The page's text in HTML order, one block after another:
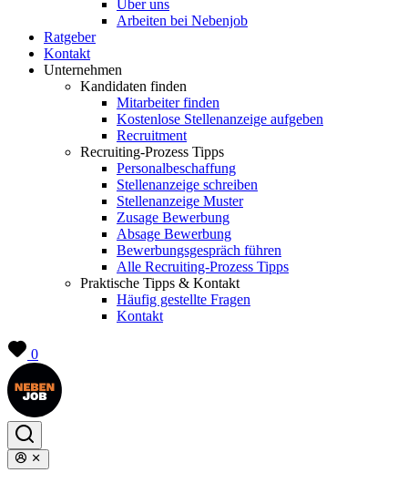
Über uns
Arbeiten bei Nebenjob
Ratgeber
Kontakt
Unternehmen
Kandidaten finden
Mitarbeiter finden
Kostenlose Stellenanzeige aufgeben
Recruitment
Recruiting-Prozess Tipps
Personalbeschaffung
Stellenanzeige schreiben
Stellenanzeige Muster
Zusage Bewerbung
Absage Bewerbung
Bewerbungsgespräch führen
Alle Recruiting-Prozess Tipps
Praktische Tipps & Kontakt
Häufig gestellte Fragen
Kontakt
0